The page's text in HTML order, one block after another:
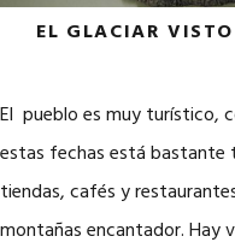
EL GLACIAR
El pueblo es muy turístico,
estas fechas está bastante
tiendas, cafés y
montañas encantador. Hay